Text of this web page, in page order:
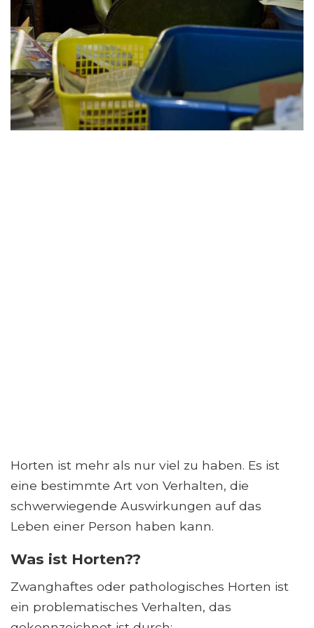
Horten ist mehr als nur viel zu haben. Es ist
eine bestimmte Art von Verhalten, die
schwerwiegende Auswirkungen auf das
Leben einer Person haben kann.
Was ist Horten??
Zwanghaftes oder pathologisches Horten ist
ein problematisches Verhalten, das